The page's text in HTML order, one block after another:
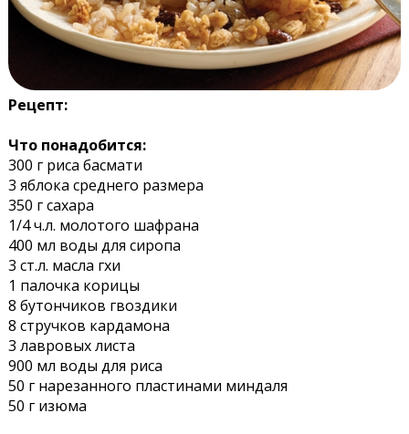
Рецепт:
Что понадобится:
300 г риса басмати
3 яблока среднего размера
350 г сахара
1/4 ч.л. молотого шафрана
400 мл воды для сиропа
3 ст.л. масла гхи
1 палочка корицы
8 бутончиков гвоздики
8 стручков кардамона
3 лавровых листа
900 мл воды для риса
50 г нарезанного пластинами миндаля
50 г изюма